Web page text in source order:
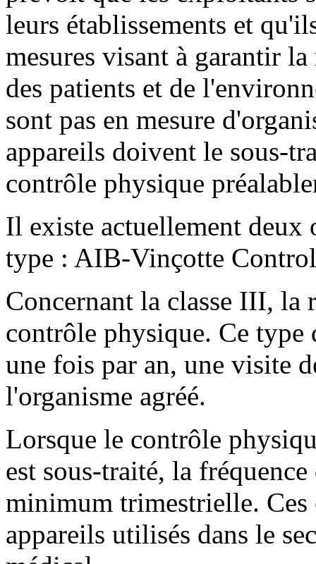
leurs établissements et
mesures visant à garantir
des patients et de
sont pas en mesure
appareils doivent le sous-
contrôle physique
Il existe actuellement deux
type : AIB-Vinçotte
Concernant la classe III, la
contrôle physique. Ce type
une fois par an, une visite
l'organisme agréé.
Lorsque le contrôle
est sous-traité, la
minimum trimestrielle. Ces
appareils utilisés dans le